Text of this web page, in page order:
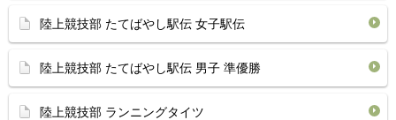
陸上競技部 たてばやし駅伝 女子駅伝
陸上競技部 たてばやし駅伝 男子 準優勝
陸上競技部 ランニングタイツ